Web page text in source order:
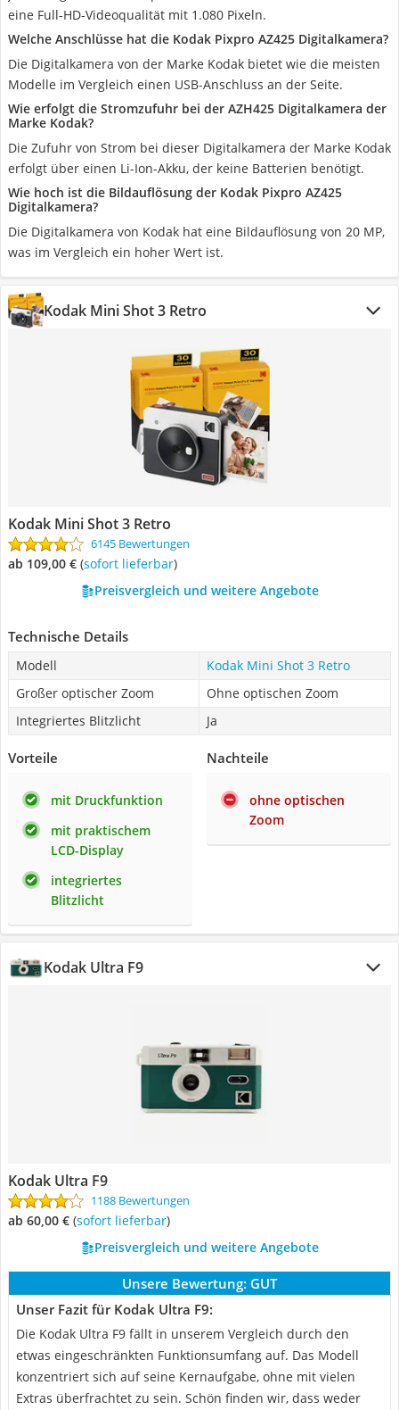
eine Full-HD-Videoqualität mit 1.080 Pixeln.
Welche Anschlüsse hat die Kodak Pixpro AZ425 Digitalkamera?
Die Digitalkamera von der Marke Kodak bietet wie die meisten
Modelle im Vergleich einen USB-Anschluss an der Seite.
Wie erfolgt die Stromzufuhr bei der AZH425 Digitalkamera der
Marke Kodak?
Die Zufuhr von Strom bei dieser Digitalkamera der Marke Kodak
erfolgt über einen Li-Ion-Akku, der keine Batterien benötigt.
Wie hoch ist die Bildauflösung der Kodak Pixpro AZ425
Digitalkamera?
Die Digitalkamera von Kodak hat eine Bildauflösung von 20 MP,
was im Vergleich ein hoher Wert ist.
Kodak Mini Shot 3 Retro
Kodak Mini Shot 3 Retro
6145 Bewertungen
ab 109,00 € ( Sofort lieferbar)
Preisvergleich und weitere Angebote
Technische Details
Modell
Kodak Mini Shot 3 Retro
Großer optischer Zoom
Ohne optischen Zoom
Integriertes Blitzlicht
Ja
Vorteile
mit Druckfunktion
mit praktischem
LCD-Display
integriertes
Blitzlicht
Nachteile
ohne optischen
Zoom
Kodak Ultra F9
Kodak Ultra F9
1188 Bewertungen
ab 60,00 € ( Sofort lieferbar)
Preisvergleich und weitere Angebote
Unsere Bewertung: GUT
Unser Fazit für Kodak Ultra F9:
Die Kodak Ultra F9 fällt in unserem Vergleich durch den
etwas eingeschränkten Funktionsumfang auf. Das Modell
konzentriert sich auf seine Kernaufgabe, ohne mit vielen
Extras überfrachtet zu sein. Schön finden wir, dass weder